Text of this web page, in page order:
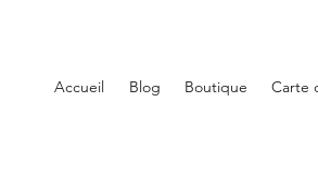
Accueil Blog Boutique Carte